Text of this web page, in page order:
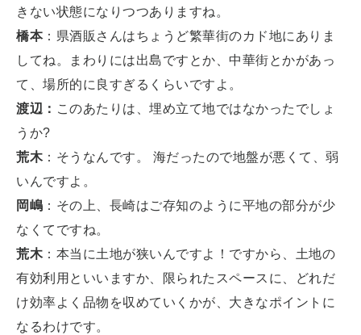
きない状態になりつつありますね。
橋本：県酒販さんはちょうど繁華街のカド地にありま
してね。まわりには出島ですとか、中華街とかがあっ
て、場所的に良すぎるくらいですよ。
渡辺： このあたりは、埋め立て地ではなかったでしょ
うか?
荒木：そうなんです。 海だったので地盤が悪くて、弱
いんですよ。
岡嶋 ：その上、長崎はご存知のように平地の部分が少
なくてですね。
荒木：本当に土地が狭いんですよ！ですから、土地の
有効利用といいますか、限られたスペースに、どれだ
け効率よく品物を収めていくかが、大きなポイントに
なるわけです。